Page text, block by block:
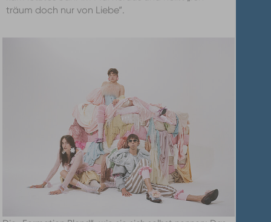
träum doch nur von Liebe“.